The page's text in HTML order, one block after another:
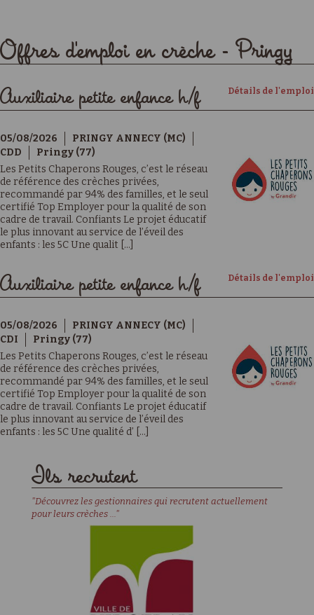
Offres d'emploi en crèche - Pringy
Détails de l'emploi
Auxiliaire petite enfance h/f
05/08/2026
PRINGY ANNECY (MC)
CDD
Pringy (77)
Les Petits Chaperons Rouges, c’est le réseau
de référence des crèches privées,
recommandé par 94% des familles, et le seul
certifié Top Employer pour la qualité de son
cadre de travail. Confiants Le projet éducatif
le plus innovant au service de l’éveil des
enfants : les 5C Une qualit [...]
Détails de l'emploi
Auxiliaire petite enfance h/f
05/08/2026
PRINGY ANNECY (MC)
CDI
Pringy (77)
Les Petits Chaperons Rouges, c’est le réseau
de référence des crèches privées,
recommandé par 94% des familles, et le seul
certifié Top Employer pour la qualité de son
cadre de travail. Confiants Le projet éducatif
le plus innovant au service de l’éveil des
enfants : les 5C Une qualité d’ [...]
Ils recrutent
"Découvrez les gestionnaires qui recrutent actuellement
pour leurs crèches ..."